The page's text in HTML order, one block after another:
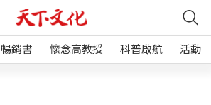
暢銷書 懷念高教授 科普啟航 活動